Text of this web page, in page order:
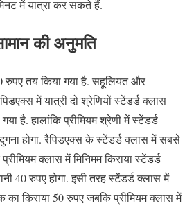
में यात्रा कर सकते हैं.
की अनुमति
रुपए तय किया गया है. सहूलियत और
में यात्री दो श्रेणियों स्टेंडर्ड क्लास
है. हालांकि प्रीमियम श्रेणी में स्टेंडर्ड
होगा. रैपिडएक्स के स्टेंडर्ड क्लास में सबसे
क्लास में मिनिमम किराया स्टेंडर्ड
40 रुपए होगा. इसी तरह स्टेंडर्ड क्लास में
का किराया 50 रुपए जबकि प्रीमियम क्लास में